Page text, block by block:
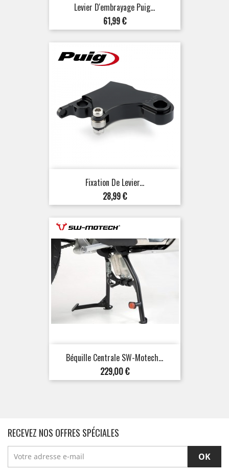
Levier D'embrayage Puig...
Prix
61,99 €
Fixation De Levier...
Prix
28,99 €
Béquille Centrale SW-Motech...
Prix
229,00 €
RECEVEZ NOS OFFRES SPÉCIALES